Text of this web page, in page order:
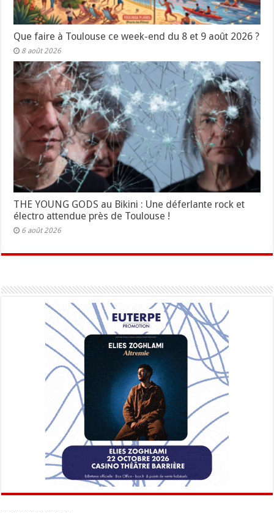
Que faire à Toulouse ce week-end du 8 et 9 août 2026 ?
8 août 2026
THE YOUNG GODS au Bikini : Une déferlante rock et
électro attendue près de Toulouse !
6 août 2026